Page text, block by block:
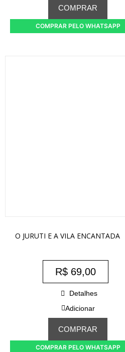
COMPRAR
COMPRAR PELO WHATSAPP
O JURUTI E A VILA ENCANTADA
R$69,00
Detalhes
Adicionar
COMPRAR
COMPRAR PELO WHATSAPP